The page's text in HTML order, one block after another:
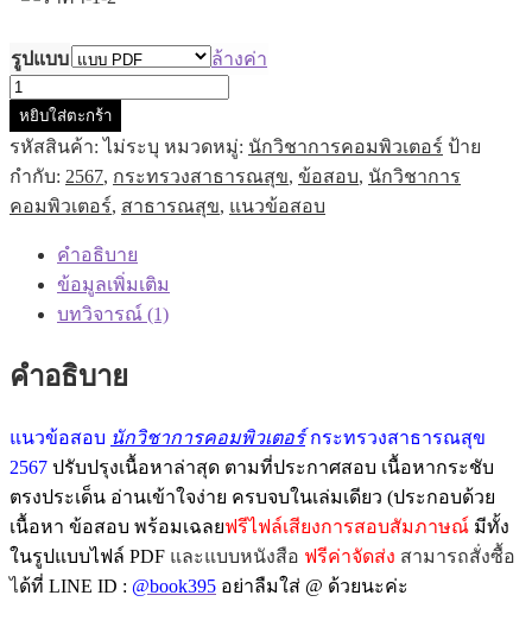
รูปแบบ ล้างค่า
หยิบใส่ตะกร้า
รหัสสินค้า:ไม่ระบุ หมวดหมู่: นักวิชาการคอมพิวเตอร์ ป้าย
กำกับ: 2567, กระทรวงสาธารณสุข, ข้อสอบ, นักวิชาการ
คอมพิวเตอร์, สาธารณสุข, แนวข้อสอบ
คำอธิบาย
ข้อมูลเพิ่มเติม
บทวิจารณ์ (1)
คำอธิบาย
แนวข้อสอบ นักวิชาการคอมพิวเตอร์กระทรวงสาธารณสุข
2567 ปรับปรุงเนื้อหาล่าสุด ตามที่ประกาศสอบ เนื้อหากระชับ
ตรงประเด็น อ่านเข้าใจง่าย ครบจบในเล่มเดียว (ประกอบด้วย
เนื้อหา ข้อสอบ พร้อมเฉลยฟรีไฟล์เสียงการสอบสัมภาษณ์ มีทั้ง
ในรูปแบบไฟล์ PDF และแบบหนังสือ ฟรีค่าจัดส่ง สามารถสั่งซื้อ
ได้ที่ LINE ID : @book395 อย่าลืมใส่ @ ด้วยนะค่ะ